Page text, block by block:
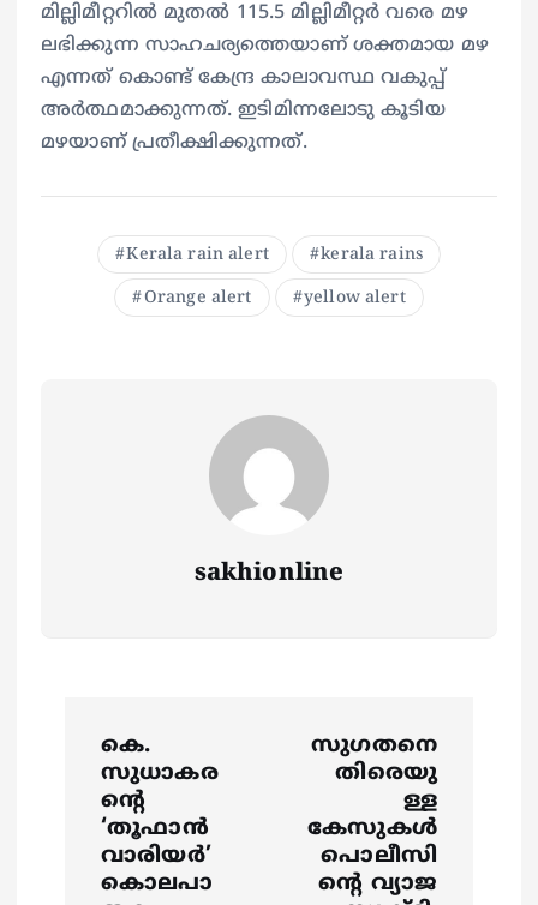
മില്ലിമീറ്ററിൽ മുതൽ 115.5 മില്ലിമീറ്റർ വരെ മഴ
ലഭിക്കുന്ന സാഹചര്യത്തെയാണ് ശക്തമായ മഴ
എന്നത് കൊണ്ട് കേന്ദ്ര കാലാവസ്ഥ വകുപ്പ്
അർത്ഥമാക്കുന്നത്. ഇടിമിന്നലോടു കൂടിയ
മഴയാണ് പ്രതീക്ഷിക്കുന്നത്.
Kerala rain alert kerala rains
Orange alert yellow alert
sakhionline
കെ.
സുധാകര
ന്റെ
‘തൂഫാൻ
വാരിയർ’
കൊലപാ
സുഗതനെ
തിരെയു
ള്ള
കേസുകൾ
പൊലീസി
ന്റെ വ്യാജ